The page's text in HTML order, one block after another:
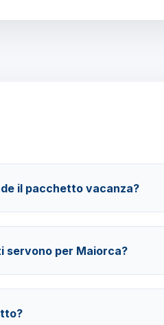
il pacchetto vacanza?
e assistenza BarbaViaggi 24/
servono per Maiorca?
validità.